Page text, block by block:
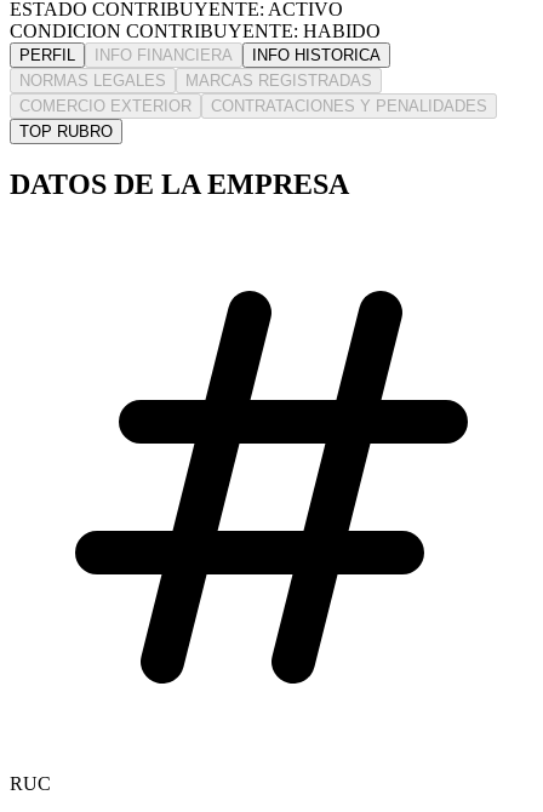
ESTADO CONTRIBUYENTE: ACTIVO
CONDICION CONTRIBUYENTE: HABIDO
PERFIL INFO FINANCIERA
INFO HISTORICA
NORMAS LEGALES
MARCAS REGISTRADAS
COMERCIO EXTERIOR
CONTRATACIONES Y PENALIDADES
TOP RUBRO
DATOS DE LA EMPRESA
RUC